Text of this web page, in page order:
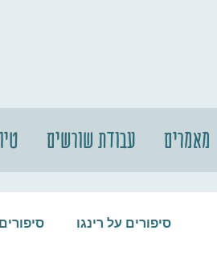
עבודת שורשים מאמרים
סיפורים על רינגו